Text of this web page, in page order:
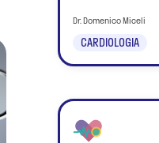
CARDIOLOGIA
Dr. Domenico Miceli